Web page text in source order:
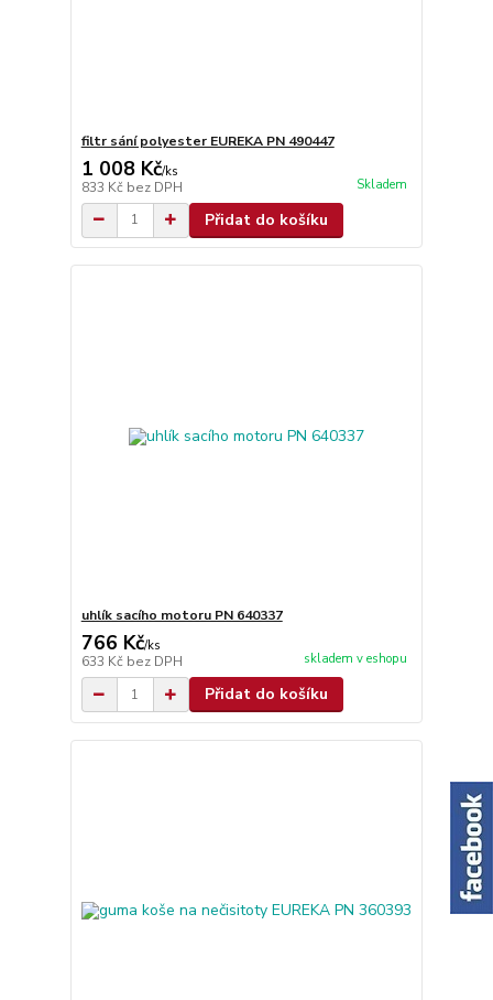
filtr sání polyester EUREKA PN 490447
1 008 Kč/ks
833 Kč bez DPH Skladem
Přidat do košíku
uhlík sacího motoru PN 640337
766 Kč/ks
633 Kč bez DPH skladem v eshopu
Přidat do košíku